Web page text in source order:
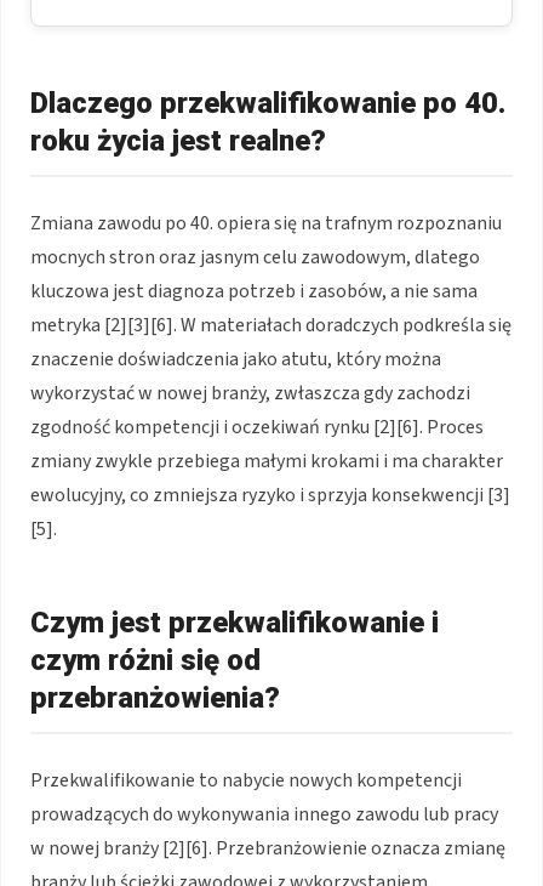
Dlaczego przekwalifikowanie po 40.
roku życia jest realne?
Zmiana zawodu po 40. opiera się na trafnym rozpoznaniu
mocnych stron oraz jasnym celu zawodowym, dlatego
kluczowa jest diagnoza potrzeb i zasobów, a nie sama
metryka [2][3][6]. W materiałach doradczych podkreśla się
znaczenie doświadczenia jako atutu, który można
wykorzystać w nowej branży, zwłaszcza gdy zachodzi
zgodność kompetencji i oczekiwań rynku [2][6]. Proces
zmiany zwykle przebiega małymi krokami i ma charakter
ewolucyjny, co zmniejsza ryzyko i sprzyja konsekwencji [3]
[5].
Czym jest przekwalifikowanie i
czym różni się od
przebranżowienia?
Przekwalifikowanie to nabycie nowych kompetencji
prowadzących do wykonywania innego zawodu lub pracy
w nowej branży [2][6]. Przebranżowienie oznacza zmianę